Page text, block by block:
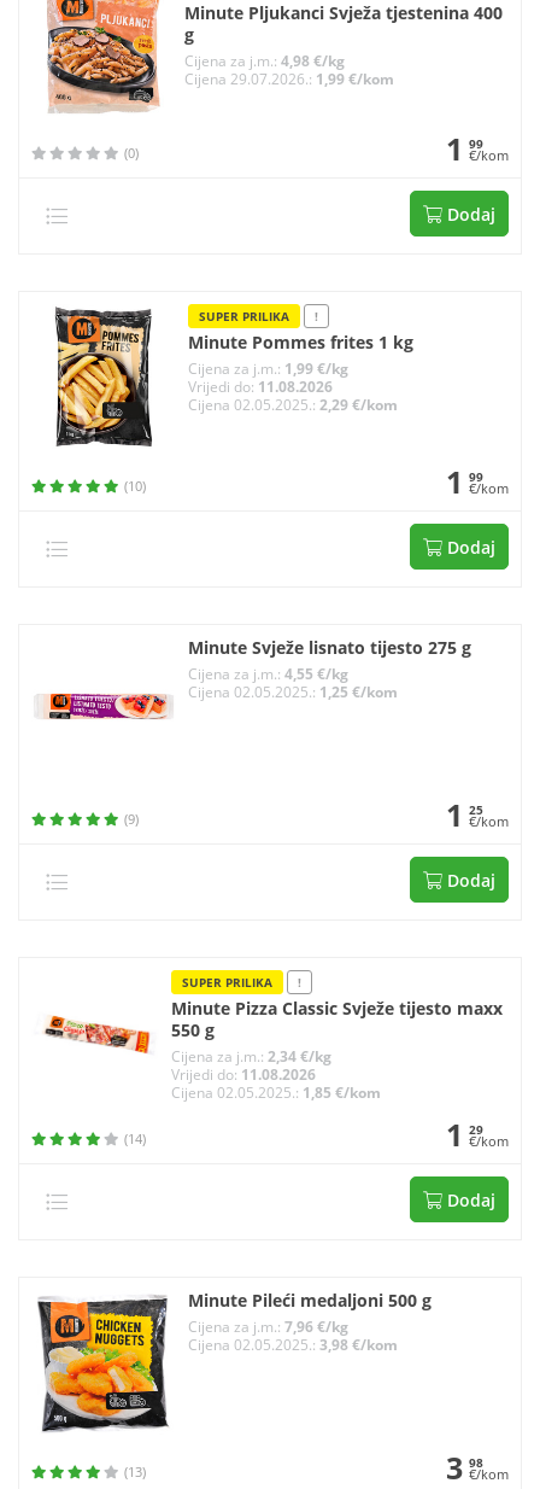
Minute Pljukanci Svježa tjestenina 400
g
Cijena za j.m.: 4,98 €/kg
Cijena 29.07.2026.: 1,99 €/kom
(0) 1 99
€/kom
Dodaj
SUPER PRILIKA !
Minute Pommes frites 1 kg
Cijena za j.m.: 1,99 €/kg
Vrijedi do: 11.08.2026
Cijena 02.05.2025.: 2,29 €/kom
(10) 1 99
€/kom
Dodaj
Minute Svježe lisnato tijesto 275 g
Cijena za j.m.: 4,55 €/kg
Cijena 02.05.2025.: 1,25 €/kom
(9) 1 25
€/kom
Dodaj
SUPER PRILIKA !
Minute Pizza Classic Svježe tijesto maxx
550 g
Cijena za j.m.:2,34 €/kg
Vrijedi do: 11.08.2026
Cijena 02.05.2025.: 1,85 €/kom
(14) 1 29
€/kom
Dodaj
Minute Pileći medaljoni 500 g
Cijena za j.m.: 7,96 €/kg
Cijena 02.05.2025.: 3,98 €/kom
(13) 3 98
€/kom